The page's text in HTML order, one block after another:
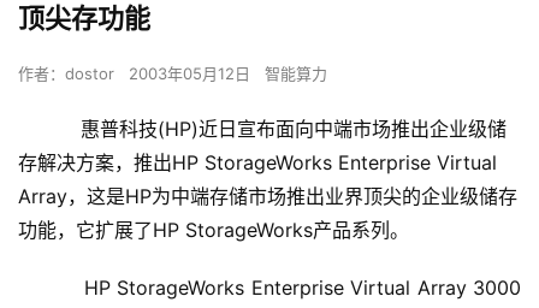
顶尖存功能
作者： dostor 2003年05月12日 智能算力
惠普科技(HP)近日宣布面向中端市场推出企业级储
存解决方案，推出HP StorageWorks Enterprise Virtual
Array，这是HP为中端存储市场推出业界顶尖的企业级储存
功能，它扩展了HP StorageWorks产品系列。
HP StorageWorks Enterprise Virtual Array 3000